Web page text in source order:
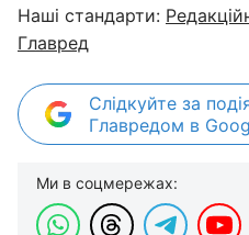
Наші стандарти:
Главред
Слідкуйте за
Главредом в
Ми в соцмережах: